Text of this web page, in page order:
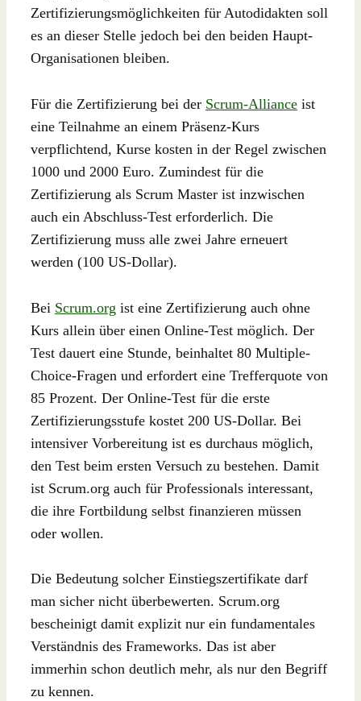
Zertifizierungsmöglichkeiten für Autodidakten soll
es an dieser Stelle jedoch bei den beiden Haupt-
Organisationen bleiben.
Für die Zertifizierung bei der Scrum-Alliance ist
eine Teilnahme an einem Präsenz-Kurs
verpflichtend, Kurse kosten in der Regel zwischen
1000 und 2000 Euro. Zumindest für die
Zertifizierung als Scrum Master ist inzwischen
auch ein Abschluss-Test erforderlich. Die
Zertifizierung muss alle zwei Jahre erneuert
werden (100 US-Dollar).
Bei Scrum.org ist eine Zertifizierung auch ohne
Kurs allein über einen Online-Test möglich. Der
Test dauert eine Stunde, beinhaltet 80 Multiple-
Choice-Fragen und erfordert eine Trefferquote von
85 Prozent. Der Online-Test für die erste
Zertifizierungsstufe kostet 200 US-Dollar. Bei
intensiver Vorbereitung ist es durchaus möglich,
den Test beim ersten Versuch zu bestehen. Damit
ist Scrum.org auch für Professionals interessant,
die ihre Fortbildung selbst finanzieren müssen
oder wollen.
Die Bedeutung solcher Einstiegszertifikate darf
man sicher nicht überbewerten. Scrum.org
bescheinigt damit explizit nur ein fundamentales
Verständnis des Frameworks. Das ist aber
immerhin schon deutlich mehr, als nur den Begriff
zu kennen.